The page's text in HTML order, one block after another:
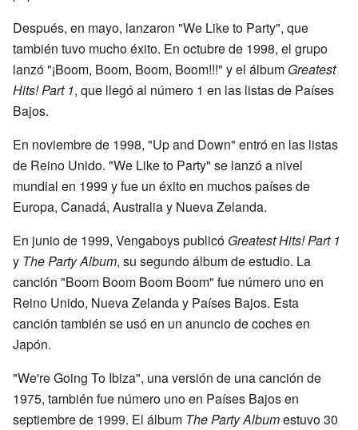
Después, en mayo, lanzaron "We Like to Party", que
también tuvo mucho éxito. En octubre de 1998, el grupo
lanzó "¡Boom, Boom, Boom, Boom!!!" y el álbum Greatest
Hits! Part 1, que llegó al número 1 en las listas de Países
Bajos.
En noviembre de 1998, "Up and Down" entró en las listas
de Reino Unido. "We Like to Party" se lanzó a nivel
mundial en 1999 y fue un éxito en muchos países de
Europa, Canadá, Australia y Nueva Zelanda.
En junio de 1999, Vengaboys publicó Greatest Hits! Part 1
y The Party Album, su segundo álbum de estudio. La
canción "Boom Boom Boom Boom" fue número uno en
Reino Unido, Nueva Zelanda y Países Bajos. Esta
canción también se usó en un anuncio de coches en
Japón.
"We're Going To Ibiza", una versión de una canción de
1975, también fue número uno en Países Bajos en
septiembre de 1999. El álbum The Party Albumestuvo 30